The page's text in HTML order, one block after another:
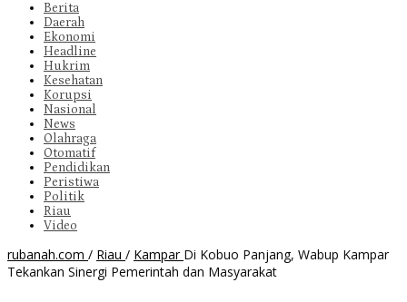
Berita
Daerah
Ekonomi
Headline
Hukrim
Kesehatan
Korupsi
Nasional
News
Olahraga
Otomatif
Pendidikan
Peristiwa
Politik
Riau
Video
rubanah.com / Riau / Kampar Di Kobuo Panjang, Wabup Kampar
Tekankan Sinergi Pemerintah dan Masyarakat